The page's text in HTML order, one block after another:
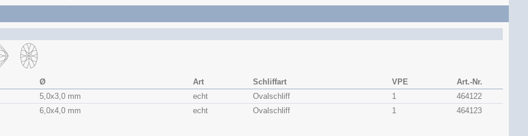
Ø Art Schliffart VPE
Art.-Nr.
5,0x​3,0 mm echt Ovalschliff 1
464122
6,0x​4,0 mm echt Ovalschliff 1 464123